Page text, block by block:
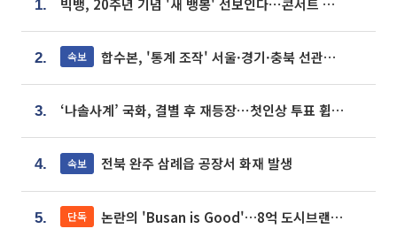
1. 빅뱅, 20주년 기념 '새 뱅봉' 선보인다⋯콘서트 앞두고 팝업 개최
2. 속보 합수본, '통계 조작' 서울·경기·충북 선관위 등 추가 압수수색
3. ‘나솔사계’ 국화, 결별 후 재등장⋯첫인상 투표 휩쓸고 ‘인기녀’ 등극
4. 속보 전북 완주 삼례읍 공장서 화재 발생
5. 단독 논란의 'Busan is Good'…8억 도시브랜드, 용산 대통령실 CI 업체가 수행